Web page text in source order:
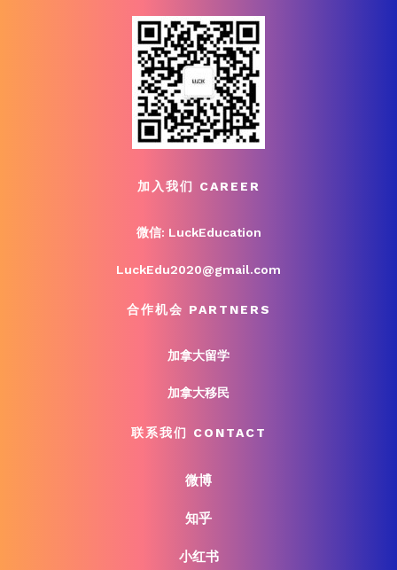
加入我们 CAREER
微信: LuckEducation
LuckEdu2020@gmail.com
合作机会 PARTNERS
加拿大留学
加拿大移民
联系我们 CONTACT
微博
知乎
小红书